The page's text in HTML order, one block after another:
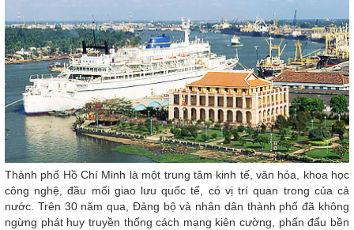
Thành phố Hồ Chí Minh là một trung tâm kinh tế, văn hóa, khoa học
công nghệ, đầu mối giao lưu quốc tế, có vị trí quan trong của cả
nước. Trên 30 năm qua, Đảng bộ và nhân dân thành phố đã không
ngừng phát huy truyền thống cách mạng kiên cường, phấn đấu bền